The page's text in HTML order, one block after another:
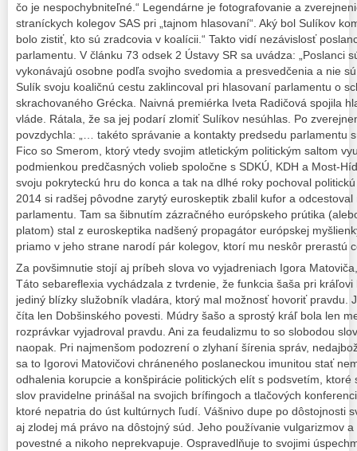
čo je nespochybniteľné.“ Legendárne je fotografovanie a
straníckych kolegov SAS pri „tajnom hlasovaní“. Aký bol Sulíkov
bolo zistiť, kto sú zradcovia v koalícii.“ Takto vidí nezávislosť
parlamentu. V článku 73 odsek 2 Ústavy SR sa uvádza: „Poslanci
vykonávajú osobne podľa svojho svedomia a presvedčenia a nie
Sulík svoju koaličnú cestu zaklincoval pri hlasovaní parlamentu o
skrachovaného Grécka. Naivná premiérka Iveta Radičová spojila
vláde. Rátala, že sa jej podarí zlomiť Sulíkov nesúhlas. Po
povzdychla: „… takéto správanie a kontakty predsedu parlamentu
Fico so Smerom, ktorý vtedy svojim atletickým politickým saltom
podmienkou predčasných volieb spoločne s SDKÚ, KDH a Most-
svoju pokryteckú hru do konca a tak na dlhé roky pochoval
2014 si radšej pôvodne zarytý euroskeptik zbalil kufor a
parlamentu. Tam sa šibnutím zázračného európskeho prútika
platom) stal z euroskeptika nadšený propagátor európskej
priamo v jeho strane narodí pár kolegov, ktorí mu neskôr prerastú
Za povšimnutie stojí aj príbeh slova vo vyjadreniach Igora
Táto sebareflexia vychádzala z tvrdenie, že funkcia šaša pri
jediný blízky služobník vladára, ktorý mal možnosť hovoriť pravdu.
číta len Dobšinského povesti. Múdry šašo a sprostý kráľ bola len
rozprávkar vyjadroval pravdu. Ani za feudalizmu to so slobodou
naopak. Pri najmenšom podozrení o zlyhaní šírenia správ,
sa to Igorovi Matovičovi chráneného poslaneckou imunitou stať
odhalenia korupcie a konšpirácie politických elít s podsvetím,
slov pravidelne prinášal na svojich brífingoch a tlačových
ktoré nepatria do úst kultúrnych ľudí. Vášnivo dupe po dôstojnosti
aj zlodej má právo na dôstojný súd. Jeho používanie vulgarizmov
povestné a nikoho neprekvapuje. Ospravedlňuje to svojimi